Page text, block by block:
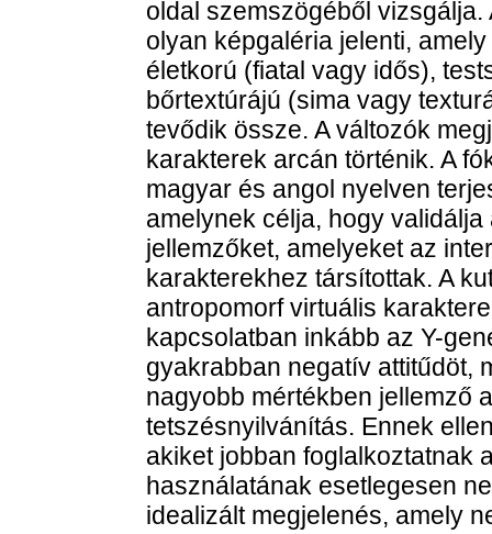
oldal szemszögéből
olyan képgaléria jelenti,
életkorú (fiatal vagy idős),
bőrtextúrájú (sima vagy
tevődik össze. A változók
karakterek arcán történik. A
magyar és angol nyelven
amelynek célja, hogy
jellemzőket, amelyeket az
karakterekhez társítottak. A
antropomorf virtuális
kapcsolatban inkább az Y-
gyakrabban negatív attitűdöt,
nagyobb mértékben jellemző
tetszésnyilvánítás. Ennek
akiket jobban foglalkoztatnak
használatának esetlegesen
idealizált megjelenés, amely